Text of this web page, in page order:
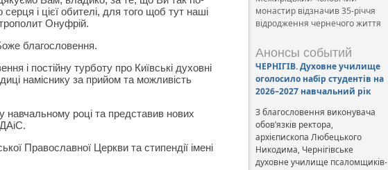
і цієї обителі, для того щоб тут наші
Онуфрій.
благословення.
і постійну турботу про Київські духовні
наміснику за прийом та можливість
навчальному році та представив нових
Православної Церкви та стипендії імені
монастир відзначив 35-річчя
відродження чернечого життя
Анонсы событий
ЧЕРНІГІВ. Духовне училище
оголосило набір студентів на
2026–2027 навчальний рік
З благословення виконувача
обов’язків ректора,
архієпископа Любецького
Никодима, Чернігівське
духовне училище псаломщиків-